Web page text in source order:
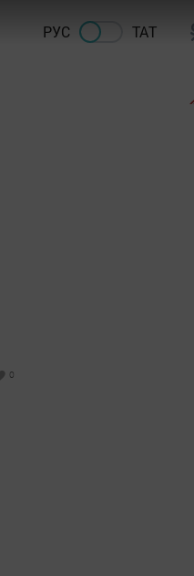
РУС ТАТ
0